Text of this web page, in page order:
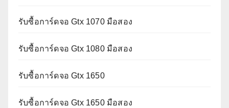
รับซื้อการ์ดจอ Gtx 1070 มือสอง
รับซื้อการ์ดจอ Gtx 1080 มือสอง
รับซื้อการ์ดจอ Gtx 1650
รับซื้อการ์ดจอ Gtx 1650 มือสอง